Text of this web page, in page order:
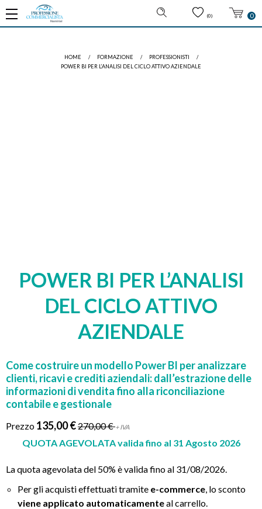
(0) 0
HOME / FORMAZIONE / PROFESSIONISTI
/
POWER BI PER L’ANALISI DEL CICLO ATTIVO AZIENDALE
POWER BI PER L’ANALISI
DEL CICLO ATTIVO
AZIENDALE
Come costruire un modello Power BI per analizzare
clienti, ricavi e crediti aziendali: dall’estrazione delle
informazioni di vendita fino alla riconciliazione
contabile e gestionale
Prezzo 135,00 €270,00 €+ IVA
QUOTA AGEVOLATA valida fino al 31 Agosto 2026
La quota agevolata del 50% è valida fino al 31/08/2026.
Per gli acquisti effettuati tramite e-commerce, lo sconto
viene applicato automaticamenteal carrello.